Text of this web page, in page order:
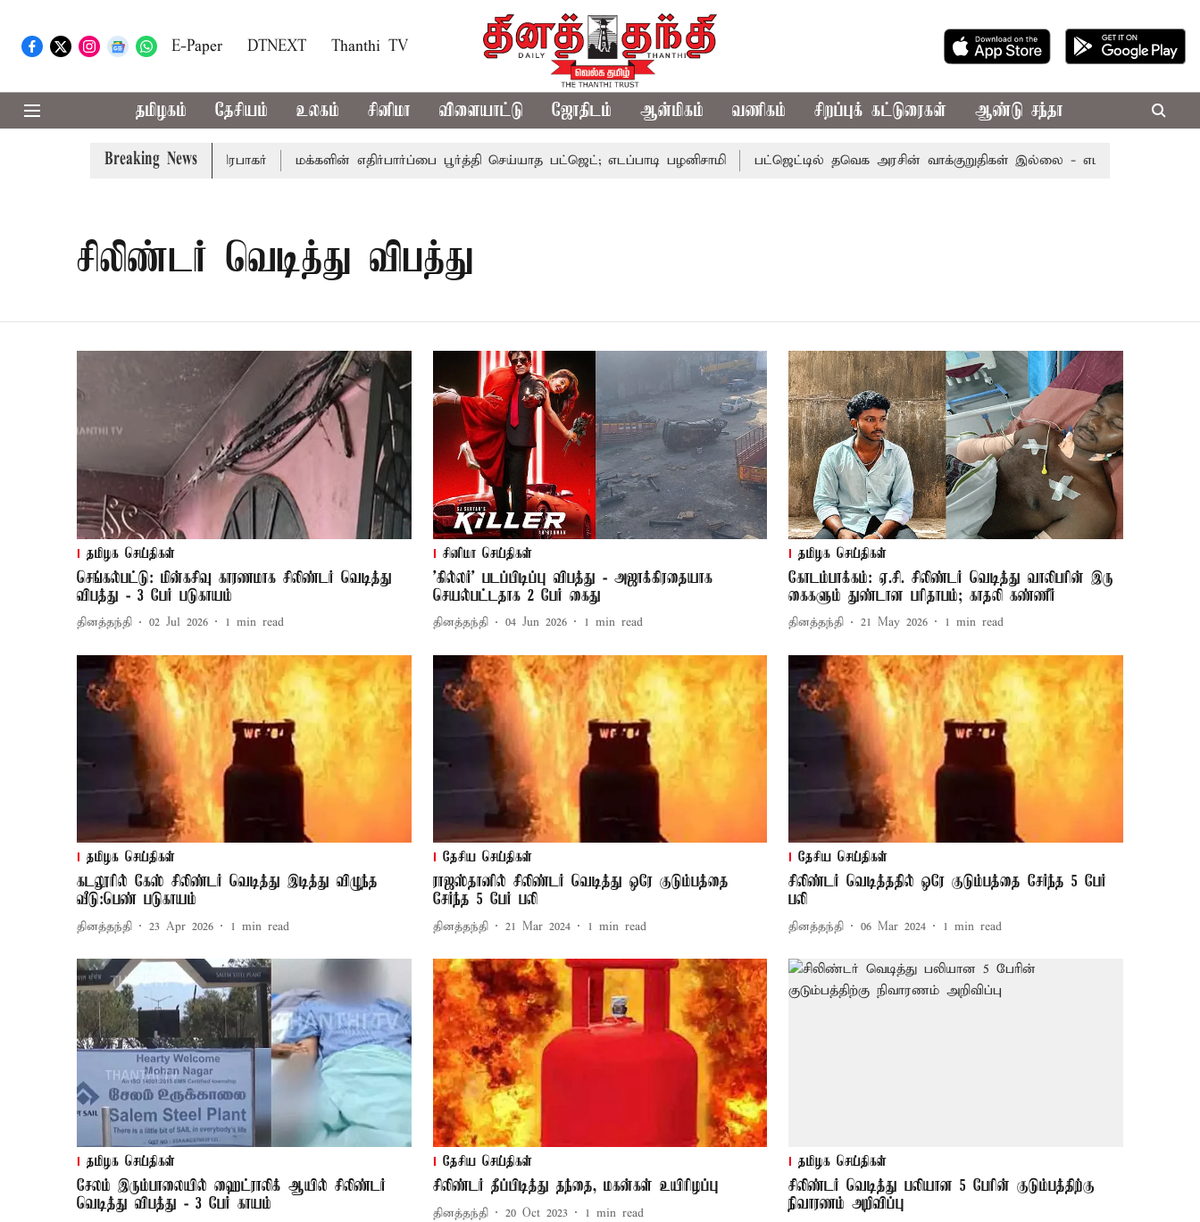
E-Paper DTNEXT Thanthi TV
தமிழகம் தேசியம் உலகம் சினிமா விளையாட்டு ஜோதிடம் ஆன்மிகம் வணிகம் சிறப்புக் கட்டுரைகள் ஆண்டு சந்தா
Breaking News
- சபாநாயகர் ஜே.சி.டி.பிரபாகர் மக்களின் எதிர்பார்ப்பை பூர்த்தி செய்யாத பட்ஜெட்; எடப்பாடி பழனிசாமி பட்ஜெட்டில் தவெக அரசின் வாக்குறுதிகள் இல்லை - எடப்பாடி பழனிசாமி
சிலிண்டர் வெடித்து விபத்து
தமிழக செய்திகள்
செங்கல்பட்டு: மின்கசிவு காரணமாக சிலிண்டர் வெடித்து
விபத்து - 3 பேர் படுகாயம்
தினத்தந்தி 02 Jul 2026 1 min read
சினிமா செய்திகள்
'கில்லர்' படப்பிடிப்பு விபத்து - அஜாக்கிரதையாக
செயல்பட்டதாக 2 பேர் கைது
தினத்தந்தி 04 Jun 2026 1 min read
தமிழக செய்திகள்
கோடம்பாக்கம்: ஏ.சி. சிலிண்டர் வெடித்து வாலிபரின் இரு
கைகளும் துண்டான பரிதாபம்; காதலி கண்ணீர்
தினத்தந்தி 21 May 2026 1 min read
தமிழக செய்திகள்
கடலூரில் கேஸ் சிலிண்டர் வெடித்து இடித்து விழுந்த
வீடு:பெண் படுகாயம்
தினத்தந்தி 23 Apr 2026 1 min read
தேசிய செய்திகள்
ராஜஸ்தானில் சிலிண்டர் வெடித்து ஒரே குடும்பத்தை
சேர்ந்த 5 பேர் பலி
தினத்தந்தி 21 Mar 2024 1 min read
தேசிய செய்திகள்
சிலிண்டர் வெடித்ததில் ஒரே குடும்பத்தை சேர்ந்த 5 பேர்
பலி
தினத்தந்தி 06 Mar 2024 1 min read
தமிழக செய்திகள்
சேலம் இரும்பாலையில் ஹைட்ராலிக் ஆயில் சிலிண்டர்
வெடித்து விபத்து - 3 பேர் காயம்
தேசிய செய்திகள்
சிலிண்டர் தீப்பிடித்து தந்தை, மகன்கள் உயிரிழப்பு
தினத்தந்தி 20 Oct 2023 1 min read
தமிழக செய்திகள்
சிலிண்டர் வெடித்து பலியான 5 பேரின் குடும்பத்திற்கு
நிவாரணம் அறிவிப்பு